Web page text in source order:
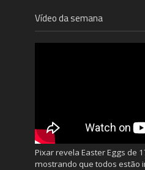
Vídeo da semana
Pixar revela Easter Eggs de
mostrando que todos estão